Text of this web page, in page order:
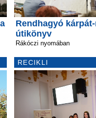
Rendhagyó
útikönyv
Rákóczi nyomában
RECIKLI